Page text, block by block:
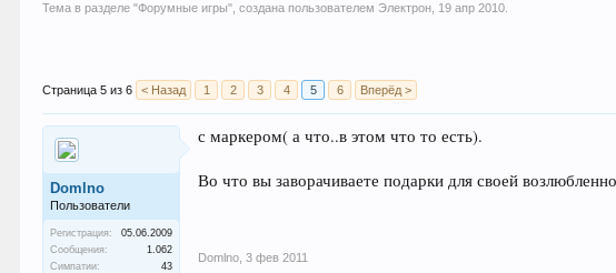
Тема в разделе "Форумные игры", создана пользователем Электрон 19 апр 2010
Страница 5 из 6 < Назад 1 2 3 4 5 6 Вперёд >
Domlno
Пользователи
Регистрация:
05.06.2009
Сообщения:
1.062
Симпатии:
43
с маркером( а что..в этом что то есть).
Во что вы заворачиваете подарки для своей
Domlno 3 фев 2011